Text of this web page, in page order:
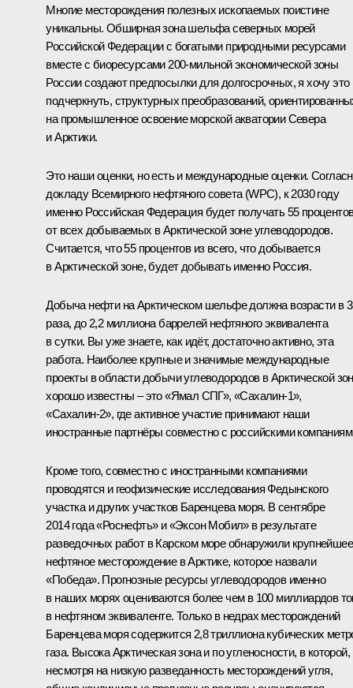
Многие месторождения полезных ископаемых поистине
уникальны. Обширная зона шельфа северных морей
Российской Федерации с богатыми природными ресурсами
вместе с биоресурсами 200-мильной экономической зоны
России создают предпосылки для долгосрочных, я хочу это
подчеркнуть, структурных преобразований,
на промышленное освоение морской акватории Севера
и Арктики.
Это наши оценки, но есть и международные оценки.
докладу Всемирного нефтяного совета (WPC), к 2030 году
именно Российская Федерация будет получать 55
от всех добываемых в Арктической зоне углеводородов.
Считается, что 55 процентов из всего, что добывается
в Арктической зоне, будет добывать именно Россия.
Добыча нефти на Арктическом шельфе должна возрасти в
раза, до 2,2 миллиона баррелей нефтяного эквивалента
в сутки. Вы уже знаете, как идёт, достаточно активно, эта
работа. Наиболее крупные и значимые международные
проекты в области добычи углеводородов в Арктической
хорошо известны – это «Ямал СПГ», «Сахалин-1»,
«Сахалин-2», где активное участие принимают наши
иностранные партнёры совместно с российскими
Кроме того, совместно с иностранными компаниями
проводятся и геофизические исследования Федынского
участка и других участков Баренцева моря. В сентябре
2014 года «Роснефть» и «Эксон Мобил» в результате
разведочных работ в Карском море обнаружили крупнейшее
нефтяное месторождение в Арктике, которое назвали
«Победа». Прогнозные ресурсы углеводородов именно
в наших морях оцениваются более чем в 100 миллиардов
в нефтяном эквиваленте. Только в недрах месторождений
Баренцева моря содержится 2,8 триллиона кубических
газа. Высока Арктическая зона и по угленосности, в которой,
несмотря на низкую разведанность месторождений угля,